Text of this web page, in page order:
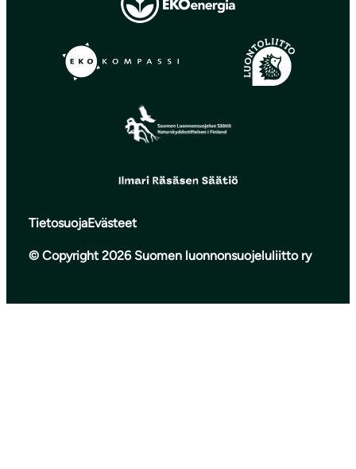
TietosuojaEvästeet
© Copyright 2026 Suomen luonnonsuojeluliitto ry